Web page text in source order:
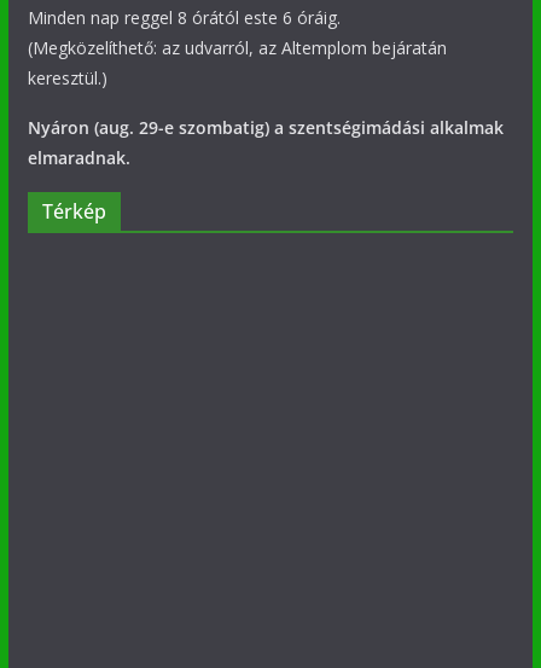
Minden nap reggel 8 órától este 6 óráig.
(Megközelíthető: az udvarról, az Altemplom bejáratán
keresztül.)
Nyáron (aug. 29-e szombatig) a szentségimádási alkalmak
elmaradnak.
Térkép